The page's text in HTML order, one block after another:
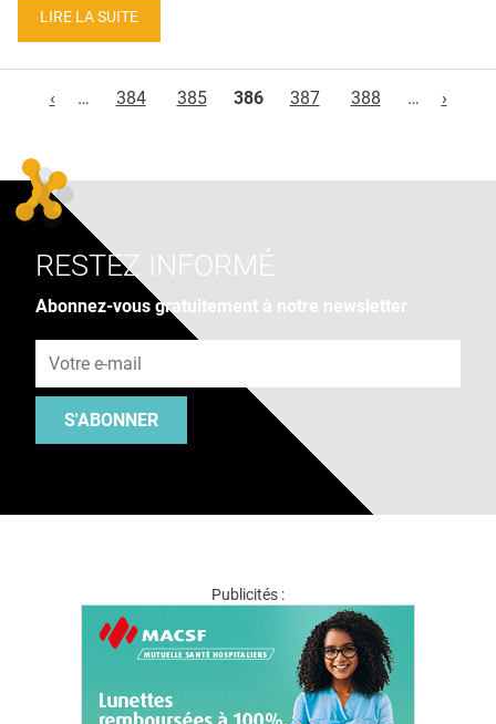
LIRE LA SUITE
‹
… 384 385 386 387 388 … ›
RESTEZ INFORMÉ
Abonnez-vous gratuitement à notre newsletter
S'ABONNER
Publicités :